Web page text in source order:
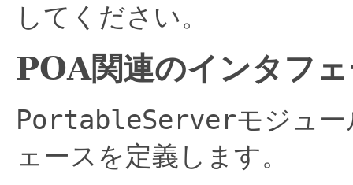
してください。
POA関連のインタフ
PortableServerモジュ
ェースを定義します。